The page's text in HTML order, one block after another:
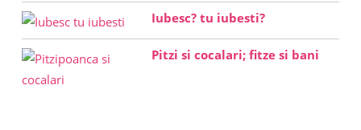
Iubesc? tu iubesti?
Pitzi si cocalari; fitze si bani